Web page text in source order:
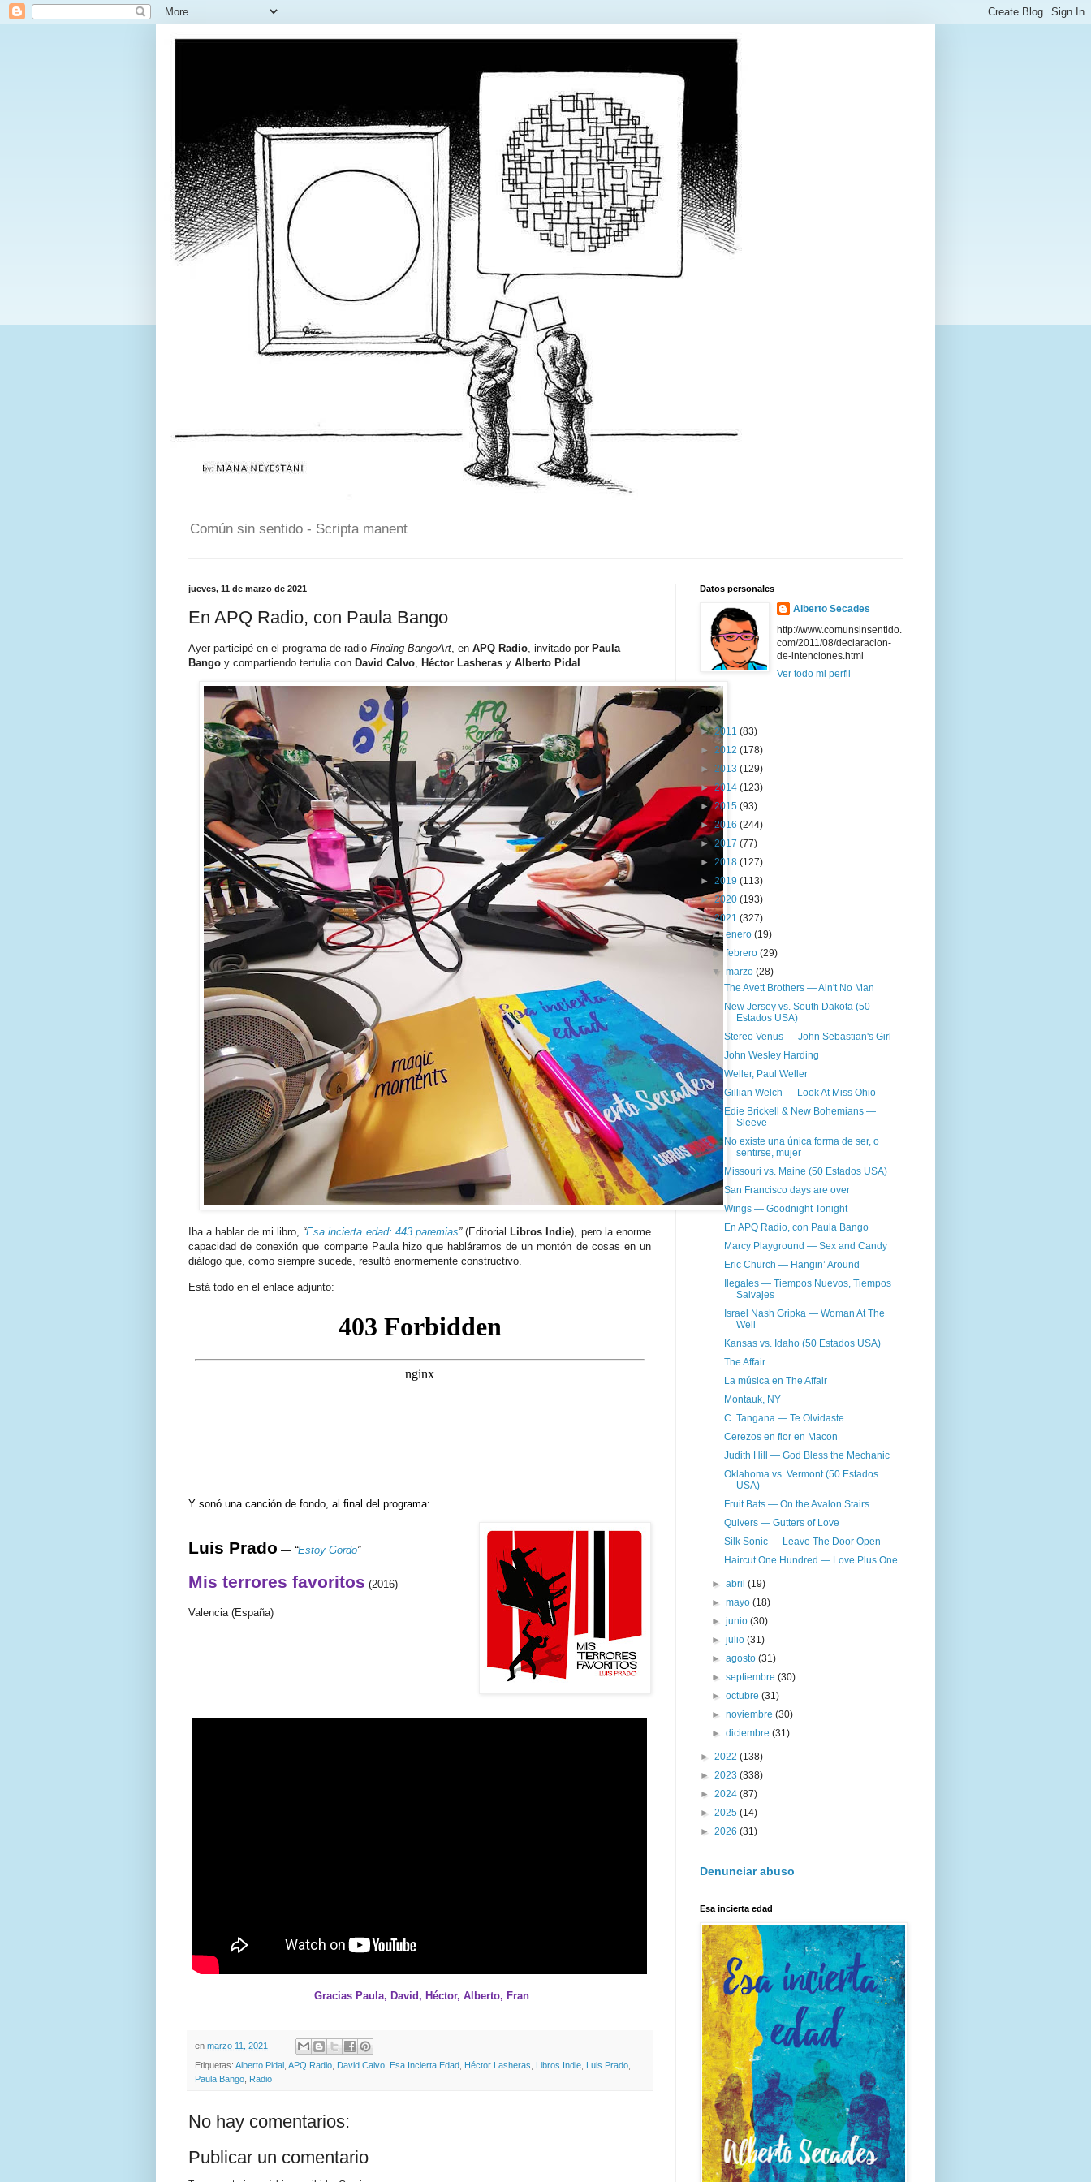
Común sin sentido - Scripta manent
jueves, 11 de marzo de 2021
En APQ Radio, con Paula Bango
Ayer participé en el programa de radio Finding BangoArt, en APQ Radio, invitado por Paula
Bango y compartiendo tertulia con David Calvo, Héctor Lasheras y Alberto Pidal .
Iba a hablar de mi libro, “Esa incierta edad: 443 paremias”(Editorial Libros Indie), pero la enorme
capacidad de conexión que comparte Paula hizo que habláramos de un montón de cosas en un
diálogo que, como siempre sucede, resultó enormemente constructivo.
Está todo en el enlace adjunto:
Y sonó una canción de fondo, al final del programa:
Luis Prado — “Estoy Gordo”
Mis terrores favoritos (2016)
Valencia (España)
Gracias Paula, David, Héctor, Alberto, Fran
en marzo 11, 2021
Etiquetas: Alberto Pidal APQ Radio David Calvo Esa Incierta Edad Héctor Lasheras Libros Indie Luis Prado
Paula Bango
Radio
No hay comentarios:
Publicar un comentario
Datos personales
Alberto Secades
http://www.comunsinsentido.
com/2011/08/declaracion-
de-intenciones.html
Ver todo mi perfil
FIFO
►2011 (83)
► 2012 (178)
► 2013 (129)
►2014 (123)
►2015 (93)
►2016 (244)
►2017 (77)
► 2018 (127)
► 2019 (113)
►2020 (193)
▼2021 (327)
►enero(19)
►febrero(29)
▼marzo(28)
The Avett Brothers — Ain't No Man
New Jersey vs. South Dakota (50
Estados USA)
Stereo Venus — John Sebastian's Girl
John Wesley Harding
Weller, Paul Weller
Gillian Welch — Look At Miss Ohio
Edie Brickell & New Bohemians —
Sleeve
No existe una única forma de ser, o
sentirse, mujer
Missouri vs. Maine (50 Estados USA)
San Francisco days are over
Wings — Goodnight Tonight
En APQ Radio, con Paula Bango
Marcy Playground — Sex and Candy
Eric Church — Hangin’ Around
Ilegales — Tiempos Nuevos, Tiempos
Salvajes
Israel Nash Gripka — Woman At The
Well
Kansas vs. Idaho (50 Estados USA)
The Affair
La música en The Affair
Montauk, NY
C. Tangana — Te Olvidaste
Cerezos en flor en Macon
Judith Hill — God Bless the Mechanic
Oklahoma vs. Vermont (50 Estados
USA)
Fruit Bats — On the Avalon Stairs
Quivers — Gutters of Love
Silk Sonic — Leave The Door Open
Haircut One Hundred — Love Plus One
►abril(19)
►mayo(18)
►junio(30)
►julio(31)
►agosto(31)
►septiembre(30)
►octubre(31)
►noviembre(30)
►diciembre(31)
► 2022 (138)
► 2023 (338)
► 2024 (87)
► 2025 (14)
► 2026 (31)
Denunciar abuso
Esa incierta edad